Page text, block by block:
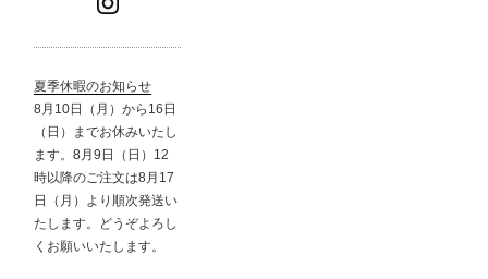
夏季休暇のお知らせ
8月10日（月）から16日
（日）までお休みいたし
ます。8月9日（日）12
時以降のご注文は8月17
日（月）より順次発送い
たします。どうぞよろし
くお願いいたします。